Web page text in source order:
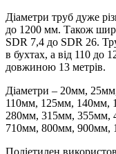
Діаметри труб дуже
до 1200 мм. Також
SDR 7,4 до SDR 26.
в бухтах, а від 110 до
довжиною 13 метрів.
Діаметри – 20мм,
110мм, 125мм, 140мм,
280мм, 315мм, 355мм,
710мм, 800мм, 900мм,
Поліетилен